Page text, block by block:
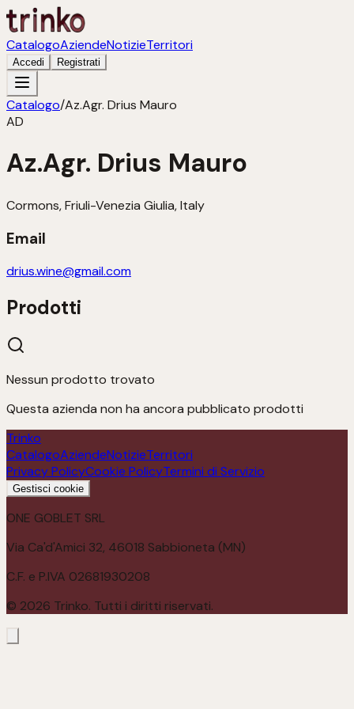
CatalogoAziendeNotizieTerritori
Accedi Registrati
Catalogo/Az.Agr. Drius Mauro
AD
Az.Agr. Drius Mauro
Cormons, Friuli-Venezia Giulia, Italy
Email
drius.wine@gmail.com
Prodotti
Nessun prodotto trovato
Questa azienda non ha ancora pubblicato prodotti
Trinko
CatalogoAziendeNotizieTerritori
Privacy PolicyCookie PolicyTermini di Servizio
Gestisci cookie
ONE GOBLET SRL
Via Ca'd'Amici 32, 46018 Sabbioneta (MN)
C.F. e P.IVA 02681930208
© 2026 Trinko. Tutti i diritti riservati.